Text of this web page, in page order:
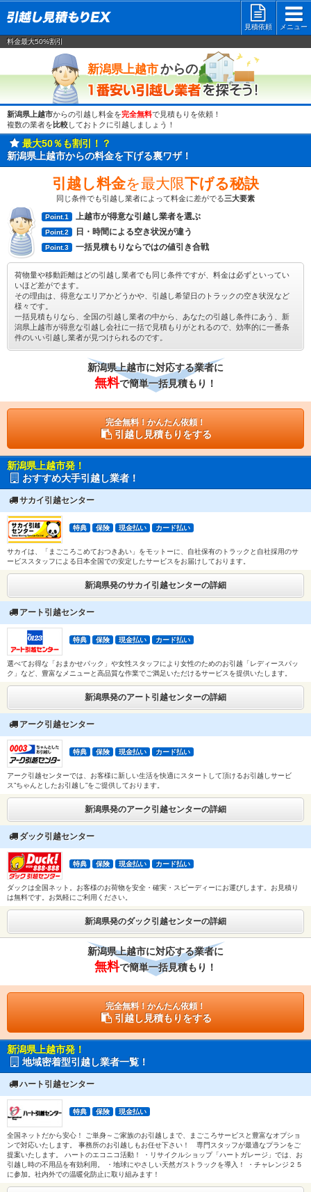
見積依頼
メニュー
料金最大50%割引
新潟県上越市からの
新潟県上越市からの引越し料金を完全無料で見積もりを依頼！
複数の業者を 比較しておトクに引越しましょう！
最大50％も割引！？
新潟県上越市からの料金を下げる裏ワザ！
引越し料金を最大限下げる秘訣
同じ条件でも引越し業者によって料金に差がでる三大要素
Point.1 上越市が得意な引越し業者を選ぶ
Point.2 日・時間による空き状況が違う
Point.3 一括見積もりならではの値引き合戦
荷物量や移動距離はどの引越し業者でも同じ条件ですが、料金は必ずといってい
いほど差がでます。
その理由は、得意なエリアかどうかや、引越し希望日のトラックの空き状況など
様々です。
一括見積もりなら、全国の引越し業者の中から、あなたの引越し条件にあう、新
潟県上越市が得意な引越し会社に一括で見積もりがとれるので、効率的に一番条
件のいい引越し業者が見つけられるのです。
新潟県上越市に対応する業者に
無料で簡単一括見積もり！
完全無料！かんたん依頼！
引越し見積もりをする
新潟県上越市発！
おすすめ大手引越し業者！
サカイ引越センター
特典 保険 現金払い カード払い
サカイは、「まごころこめておつきあい」をモットーに、自社保有のトラックと自社採用のサ
ービススタッフによる日本全国での安定したサービスをお届けしております。
新潟県発のサカイ引越センターの詳細
アート引越センター
特典 保険 現金払い カード払い
選べてお得な「おまかせパック」や女性スタッフにより女性のためのお引越「レディースパッ
ク」など、豊富なメニューと高品質な作業でご満足いただけるサービスを提供いたします。
新潟県発のアート引越センターの詳細
アーク引越センター
特典 保険 現金払い カード払い
アーク引越センターでは、お客様に新しい生活を快適にスタートして頂けるお引越しサービ
ス”ちゃんとしたお引越し”をご提供しております。
新潟県発のアーク引越センターの詳細
ダック引越センター
特典 保険 現金払い カード払い
ダックは全国ネット。お客様のお荷物を安全・確実・スピーディーにお運びします。お見積り
は無料です。お気軽にご利用ください。
新潟県発のダック引越センターの詳細
新潟県上越市に対応する業者に
無料で簡単一括見積もり！
完全無料！かんたん依頼！
引越し見積もりをする
新潟県上越市発！
地域密着型引越し業者一覧！
ハート引越センター
特典 保険 現金払い
全国ネットだから安心！ ご単身～ご家族のお引越しまで、まごころサービスと豊富なオプショ
ンで対応いたします。 事務所のお引越しもお任せ下さい！ 専門スタッフが最適なプランをご
提案いたします。 ハートのエコニコ活動！ ・リサイクルショップ「ハートガレージ」では、お
引越し時の不用品を有効利用。 ・地球にやさしい天然ガストラックを導入！ ・チャレンジ２５
に参加。社内外での温暖化防止に取り組みます！